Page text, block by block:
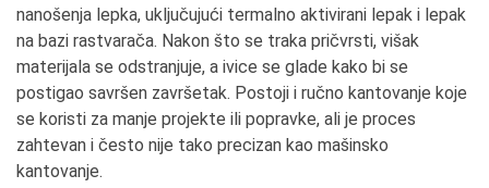
nanošenja lepka, uključujući termalno aktivirani lepak i lepak
na bazi rastvarača. Nakon što se traka pričvrsti, višak
materijala se odstranjuje, a ivice se glade kako bi se
postigao savršen završetak. Postoji i ručno kantovanje koje
se koristi za manje projekte ili popravke, ali je proces
zahtevan i često nije tako precizan kao mašinsko
kantovanje.